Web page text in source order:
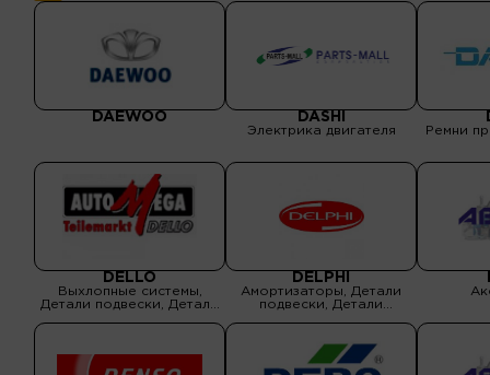
DAEWOO DASHI
Электрика двигателя Ремни
DELLO
Выхлопные системы,
Детали подвески, Детали
DELPHI
Амортизаторы, Детали
подвески, Детали